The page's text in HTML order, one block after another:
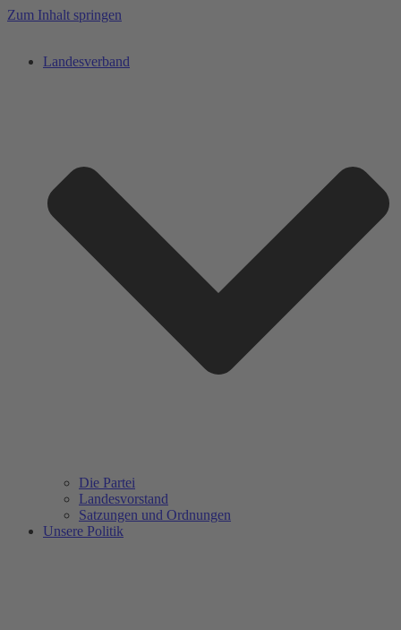
Zum Inhalt springen
Landesverband
Die Partei
Landesvorstand
Satzungen und Ordnungen
Unsere Politik